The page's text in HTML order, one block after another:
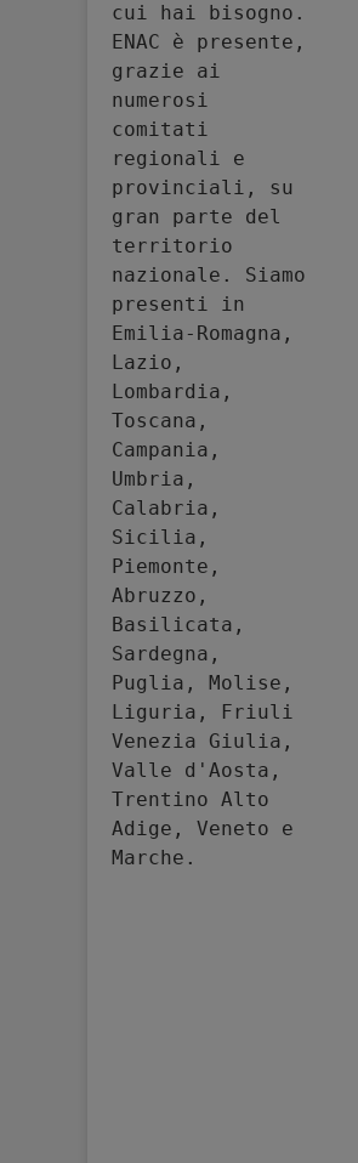
cui hai bisogno.
ENAC è presente,
grazie ai
numerosi
comitati
regionali e
provinciali, su
gran parte del
territorio
nazionale. Siamo
presenti in
Emilia-Romagna,
Lazio,
Lombardia,
Toscana,
Campania,
Umbria,
Calabria,
Sicilia,
Piemonte,
Abruzzo,
Basilicata,
Sardegna,
Puglia, Molise,
Liguria, Friuli
Venezia Giulia,
Valle d'Aosta,
Trentino Alto
Adige, Veneto e
Marche.